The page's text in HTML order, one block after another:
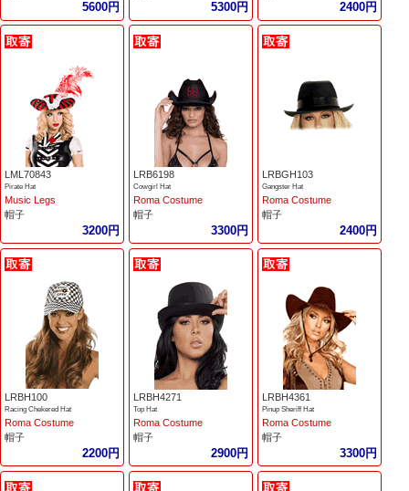
5600円 5300円 2400円
LML70843
Pirate Hat
Music Legs
帽子
3200円
LRB6198
Cowgirl Hat
Roma Costume
帽子
3300円
LRBGH103
Gangster Hat
Roma Costume
帽子
2400円
LRBH100
Racing Chekered Hat
Roma Costume
帽子
2200円
LRBH4271
Top Hat
Roma Costume
帽子
2900円
LRBH4361
Pinup Sheriff Hat
Roma Costume
帽子
3300円